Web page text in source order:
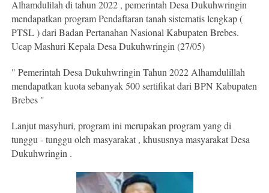
Alhamdulilah di tahun 2022 , pemerintah Desa Dukuhwringin
mendapatkan program Pendaftaran tanah sistematis lengkap (
PTSL ) dari Badan Pertanahan Nasional Kabupaten Brebes.
Ucap Mashuri Kepala Desa Dukuhwringin (27/05)
" Pemerintah Desa Dukuhwringin Tahun 2022 Alhamdulillah
mendapatkan kuota sebanyak 500 sertifikat dari BPN Kabupaten
Brebes "
Lanjut masyhuri, program ini merupakan program yang di
tunggu - tunggu oleh masyarakat , khususnya masyarakat Desa
Dukuhwringin .